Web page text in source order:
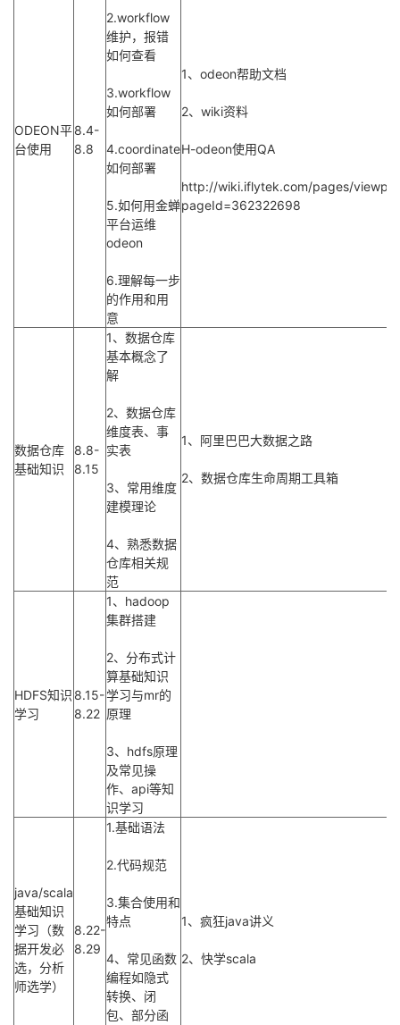
播
活
的
程
认
的
我
支
声
ODEON平
台使用
8.4-
8.8
2.workflow
维护，报错
如何查看
3.workflow
如何部署
4.coordinate
如何部署
5.如何用金蝉
平台运维
odeon
6.理解每一步
的作用和用
意
1、odeon帮助文档
2、wiki资料
H-odeon使用QA
http://wiki.iflytek.com/pages/
pageId=362322698
数据仓库
基础知识
8.8-
8.15
1、数据仓库
基本概念了
解
2、数据仓库
维度表、事
实表
3、常用维度
建模理论
4、熟悉数据
仓库相关规
范
1、阿里巴巴大数据之路
2、数据仓库生命周期工具箱
HDFS知识
学习
8.15-
8.22
1、hadoop
集群搭建
2、分布式计
算基础知识
学习与mr的
原理
3、hdfs原理
及常见操
作、api等知
识学习
java/scala
基础知识
学习（数
据开发必
选，分析
师选学）
8.22-
8.29
1.基础语法
2.代码规范
3.集合使用和
特点
4、常见函数
编程如隐式
转换、闭
包、部分函
1、疯狂java讲义
2、快学scala